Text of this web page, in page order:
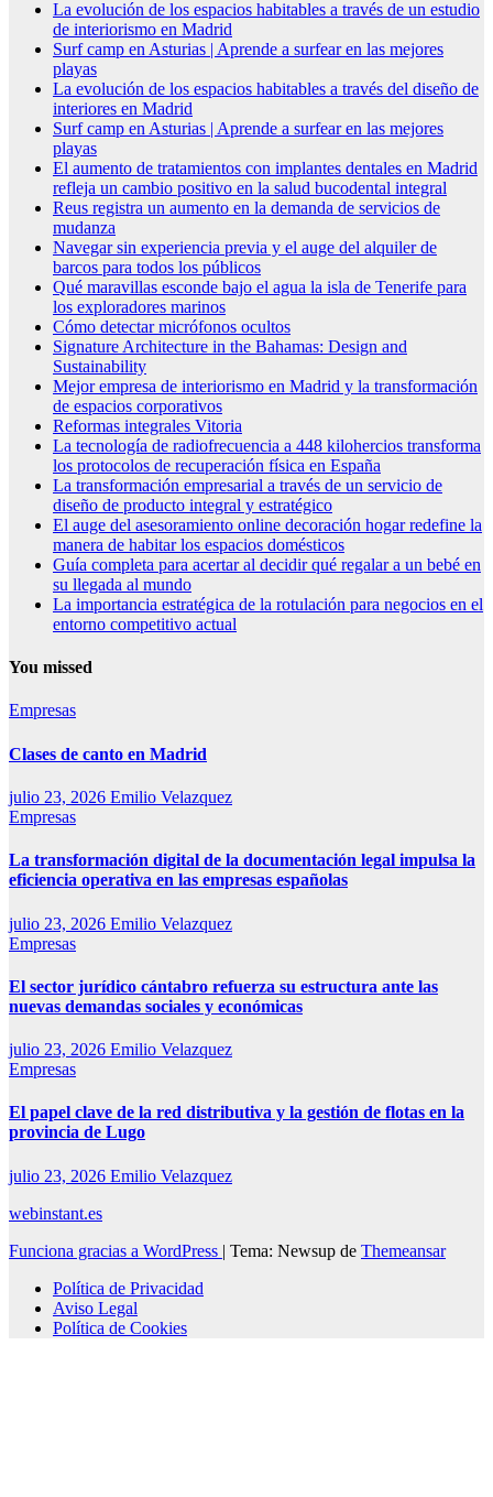
La evolución de los espacios habitables a través de un estudio
de interiorismo en Madrid
Surf camp en Asturias | Aprende a surfear en las mejores
playas
La evolución de los espacios habitables a través del diseño de
interiores en Madrid
Surf camp en Asturias | Aprende a surfear en las mejores
playas
El aumento de tratamientos con implantes dentales en Madrid
refleja un cambio positivo en la salud bucodental integral
Reus registra un aumento en la demanda de servicios de
mudanza
Navegar sin experiencia previa y el auge del alquiler de
barcos para todos los públicos
Qué maravillas esconde bajo el agua la isla de Tenerife para
los exploradores marinos
Cómo detectar micrófonos ocultos
Signature Architecture in the Bahamas: Design and
Sustainability
Mejor empresa de interiorismo en Madrid y la transformación
de espacios corporativos
Reformas integrales Vitoria
La tecnología de radiofrecuencia a 448 kilohercios transforma
los protocolos de recuperación física en España
La transformación empresarial a través de un servicio de
diseño de producto integral y estratégico
El auge del asesoramiento online decoración hogar redefine la
manera de habitar los espacios domésticos
Guía completa para acertar al decidir qué regalar a un bebé en
su llegada al mundo
La importancia estratégica de la rotulación para negocios en el
entorno competitivo actual
You missed
Empresas
Clases de canto en Madrid
julio 23, 2026 Emilio Velazquez
Empresas
La transformación digital de la documentación legal impulsa la
eficiencia operativa en las empresas españolas
julio 23, 2026 Emilio Velazquez
Empresas
El sector jurídico cántabro refuerza su estructura ante las
nuevas demandas sociales y económicas
julio 23, 2026 Emilio Velazquez
Empresas
El papel clave de la red distributiva y la gestión de flotas en la
provincia de Lugo
julio 23, 2026 Emilio Velazquez
webinstant.es
Funciona gracias a WordPress | Tema: Newsup de Themeansar
Política de Privacidad
Aviso Legal
Política de Cookies